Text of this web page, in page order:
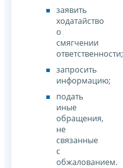
заявить
ходатайство
о
смягчении
ответственности;
запросить
информацию;
подать
иные
обращения,
не
связанные
с
обжалованием.